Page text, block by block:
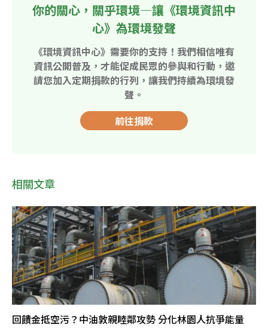
你的關心，關乎環境—讓《環境資訊中
心》為環境發聲
《環境資訊中心》需要你的支持！我們相信唯有
資訊公開普及，才能促成民眾的參與和行動，邀
請您加入定期捐款的行列，讓我們持續為環境發
聲。
前往捐款
相關文章
回饋金抵空污？中油敦親睦鄰攻勢 分化林園人抗爭能量